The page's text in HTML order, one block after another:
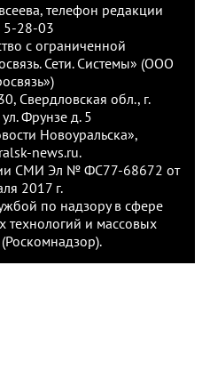
телефон редакции
5-28-03
с ограниченной
Сети. Системы» (ООО
Свердловская обл., г.
Фрунзе д. 5
Новоуральска»,
news.ru.
СМИ Эл № ФС77-68672 от
2017 г.
по надзору в сфере
и массовых